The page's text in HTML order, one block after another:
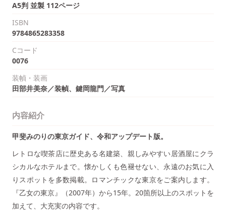
A5判 並製 112ページ
ISBN
9784865283358
Cコード
0076
装幀・装画
田部井美奈／装幀、鍵岡龍門／写真
内容紹介
甲斐みのりの東京ガイド、令和アップデート版。
レトロな喫茶店に歴史ある名建築、親しみやすい居酒屋にクラ
シカルなホテルまで。懐かしくも色褪せない、永遠のお気に入
りスポットを多数掲載。ロマンチックな東京をご案内します。
『乙女の東京』（2007年）から15年。20箇所以上のスポットを
加えて、大充実の内容です。